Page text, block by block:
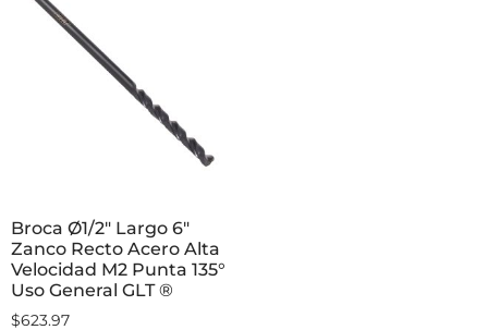
Broca Ø1/2″ Largo 6″
Zanco Recto Acero Alta
Velocidad M2 Punta 135°
Uso General GLT ®
$623.97